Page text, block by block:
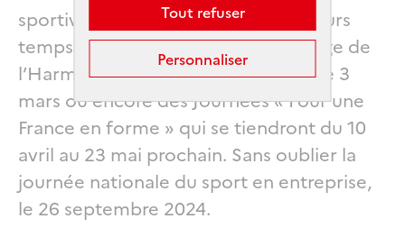
Tout refuser
Personnaliser
sportive par l’organisation de plusieurs
temps forts et événements, à l’image de
l’Harmonie Mutuelle Semi de Paris le 3
mars ou encore des Journées « Pour une
France en forme » qui se tiendront du 10
avril au 23 mai prochain. Sans oublier la
journée nationale du sport en entreprise,
le 26 septembre 2024.